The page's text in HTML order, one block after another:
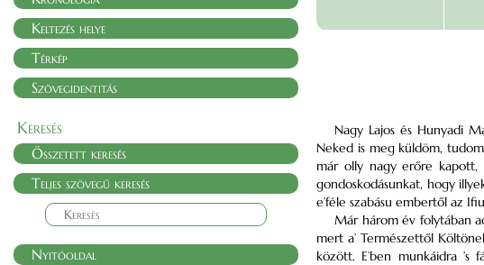
Keltezés helye
Térkép
Szövegidentitás
Keresés
Összetett keresés
Teljes szövegű keresés
Nyitóoldal
Nagy Lajos és Hunyadi
Neked is meg küldöm,
már olly nagy erőre kapott,
gondoskodásunkat, hogy
e’féle szabásu embertől az
Már három év folytában
mert a’ Természettől
között. E’ben munkáidra